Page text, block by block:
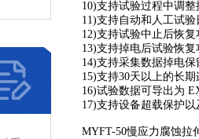
10)支持试验过程中调
11)支持自动和人工试
12)支持试验中止后恢复
13)支持掉电后试验恢复
14)支持采集数据掉电保
15)支持30天以上的长
16)试验数据可导出为
17)支持设备超载保护
MYFT-50慢应力腐蚀拉